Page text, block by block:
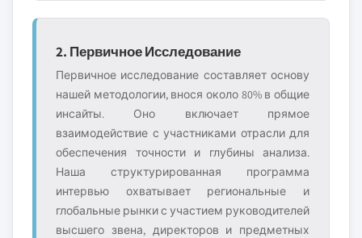
2. Первичное Исследование
Первичное исследование составляет основу
нашей методологии, внося около 80% в общие
инсайты. Оно включает прямое
взаимодействие с участниками отрасли для
обеспечения точности и глубины анализа.
Наша структурированная программа
интервью охватывает региональные и
глобальные рынки с участием руководителей
высшего звена, директоров и предметных